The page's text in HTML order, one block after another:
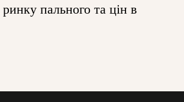
пального та цін в